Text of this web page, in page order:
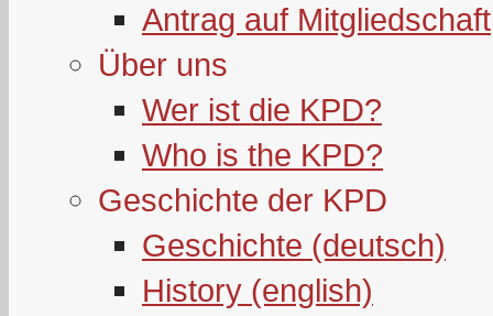
Antrag auf Mitgliedschaft
Über uns
Wer ist die KPD?
Who is the KPD?
Geschichte der KPD
Geschichte (deutsch)
History (english)